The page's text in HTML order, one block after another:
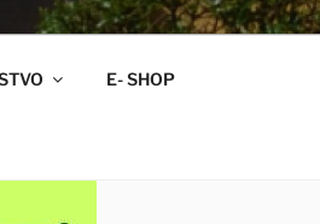
E- SHOP